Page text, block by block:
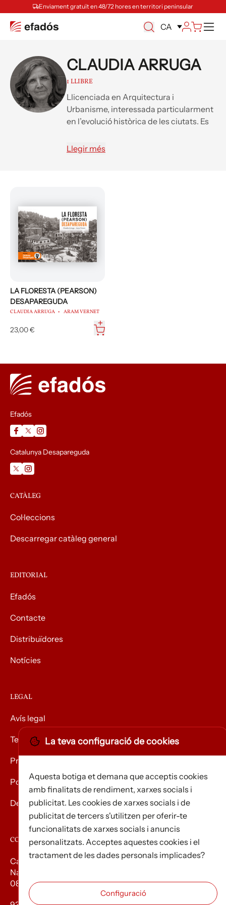
Enviament gratuït en 48/72 hores en territori peninsular
CA
CLAUDIA ARRUGA
1 LLIBRE
Llicenciada en Arquitectura i
Urbanisme, interessada particularment
en l’evolució històrica de les ciutats. Es
de les diferents exposicions que es van
Llegir més
LA FLORESTA (PEARSON)
DESAPAREGUDA
CLAUDIA ARRUGA ARAM VERNET
23,00 €
Efadós
Catalunya Desapareguda
CATÀLEG
Col·leccions
Descarregar catàleg general
EDITORIAL
Efadós
Contacte
Distribuïdores
Notícies
LEGAL
Avís legal
Termes i condicions
Privacitat
Política de Cookies
Devolució de mercaderies
CONTACTE
Carrer d’Edison, 3
Nau A. Polígon industrial Les Torrenteres
08754 El Papiol
La teva configuració de cookies
Aquesta botiga et demana que acceptis cookies
amb finalitats de rendiment, xarxes socials i
publicitat. Les cookies de xarxes socials i de
publicitat de tercers s'utilitzen per oferir-te
funcionalitats de xarxes socials i anuncis
personalitzats. Acceptes aquestes cookies i el
tractament de les dades personals implicades?